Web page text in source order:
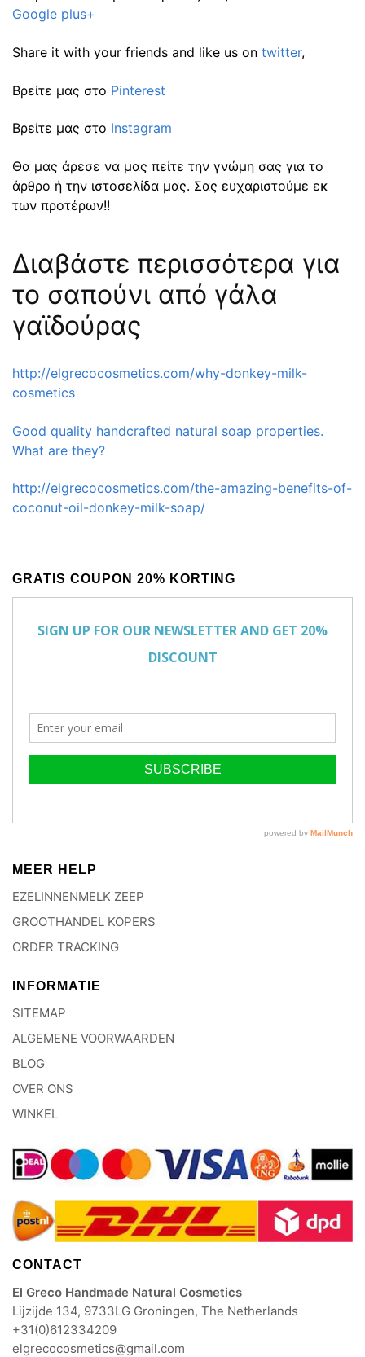
Google plus+
Share it with your friends and like us on twitter,
Βρείτε μας στο Pinterest
Βρείτε μας στο Instagram
Θα μας άρεσε να μας πείτε την γνώμη σας για το
άρθρο ή την ιστοσελίδα μας. Σας ευχαριστούμε εκ
των προτέρων!!
Διαβάστε περισσότερα για
το σαπούνι από γάλα
γαϊδούρας
http://elgrecocosmetics.com/why-donkey-milk-
cosmetics
Good quality handcrafted natural soap properties.
What are they?
http://elgrecocosmetics.com/the-amazing-benefits-of-
coconut-oil-donkey-milk-soap/
GRATIS COUPON 20% KORTING
MEER HELP
EZELINNENMELK ZEEP
GROOTHANDEL KOPERS
ORDER TRACKING
INFORMATIE
SITEMAP
ALGEMENE VOORWAARDEN
BLOG
OVER ONS
WINKEL
CONTACT
El Greco Handmade Natural Cosmetics
Lijzijde 134, 9733LG Groningen, The Netherlands
+31(0)612334209
elgrecocosmetics@gmail.com